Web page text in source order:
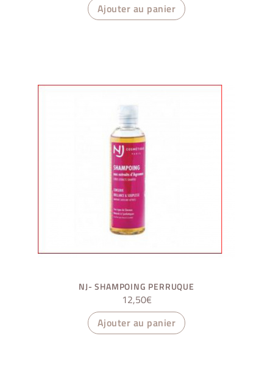
Ajouter au panier
NJ- SHAMPOING PERRUQUE
12,50€
Ajouter au panier